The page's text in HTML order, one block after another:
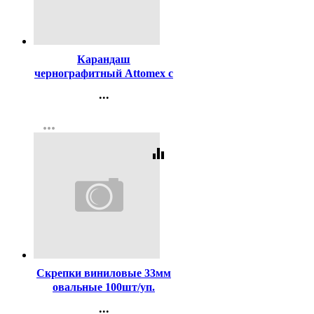
Карандаш
чернографитный Attomex с
корпус, пластиковый
...
Регистрация
more_horiz
equalizer
Скрепки виниловые 33мм
овальные 100шт/уп.
...